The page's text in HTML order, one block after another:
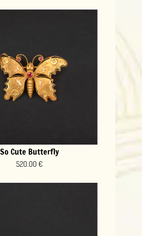
So Cute Butterfly
520.00 €